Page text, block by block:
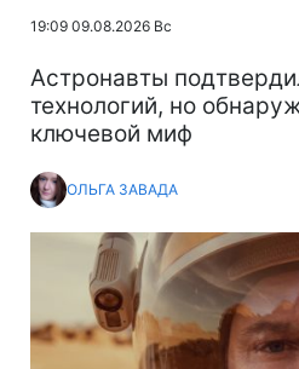
19:09 09.08.2026 Вс
Астронавты
технологий, но
ключевой миф
ОЛЬГА ЗАВАДА